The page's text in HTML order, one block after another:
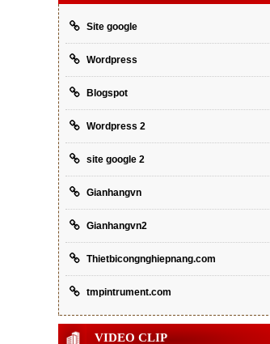
Site google
Wordpress
Blogspot
Wordpress 2
site google 2
Gianhangvn
Gianhangvn2
Thietbicongnghiepnang.com
tmpintrument.com
VIDEO CLIP